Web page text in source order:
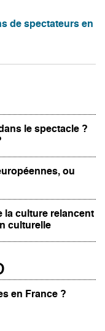
de spectateurs en
le spectacle ?
ou
la culture relancent
culturelle
en France ?